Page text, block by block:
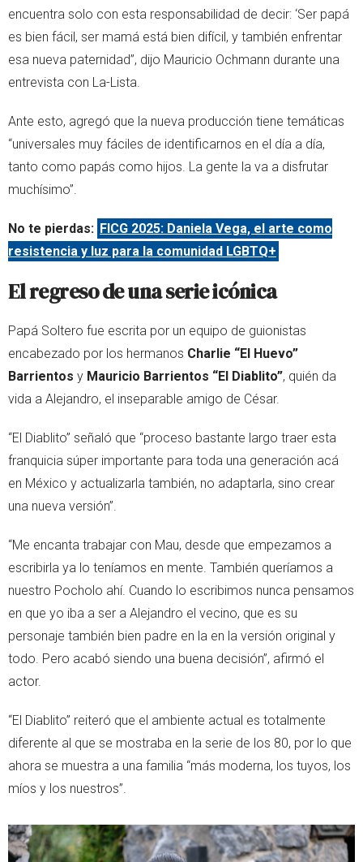
encuentra solo con esta responsabilidad de decir: ‘Ser papá
es bien fácil, ser mamá está bien difícil, y también enfrentar
esa nueva paternidad”, dijo Mauricio Ochmann durante una
entrevista con La-Lista.
Ante esto, agregó que la nueva producción tiene temáticas
“universales muy fáciles de identificarnos en el día a día,
tanto como papás como hijos. La gente la va a disfrutar
muchísimo”.
No te pierdas: FICG 2025: Daniela Vega, el arte como
resistencia y luz para la comunidad LGBTQ+
El regreso de una serie icónica
Papá Soltero fue escrita por un equipo de guionistas
encabezado por los hermanos Charlie “El Huevo”
Barrientos y Mauricio Barrientos “El Diablito”, quién da
vida a Alejandro, el inseparable amigo de César.
“El Diablito” señaló que “proceso bastante largo traer esta
franquicia súper importante para toda una generación acá
en México y actualizarla también, no adaptarla, sino crear
una nueva versión”.
“Me encanta trabajar con Mau, desde que empezamos a
escribirla ya lo teníamos en mente. También queríamos a
nuestro Pocholo ahí. Cuando lo escribimos nunca pensamos
en que yo iba a ser a Alejandro el vecino, que es su
personaje también bien padre en la en la versión original y
todo. Pero acabó siendo una buena decisión”, afirmó el
actor.
“El Diablito” reiteró que el ambiente actual es totalmente
diferente al que se mostraba en la serie de los 80, por lo que
ahora se muestra a una familia “más moderna, los tuyos, los
míos y los nuestros”.